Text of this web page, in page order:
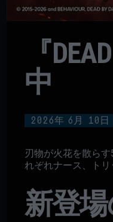
2026年 6月 10日
『
中
刃物が火花を散ら
れぞれナース、トリ
新登